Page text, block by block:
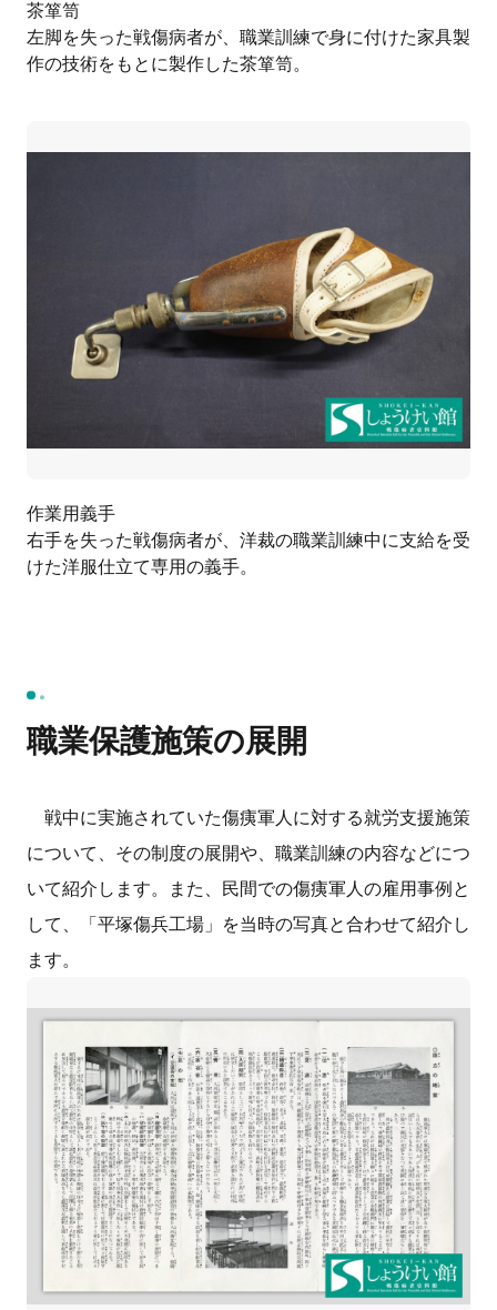
茶箪笥
左脚を失った戦傷病者が、職業訓練で身に付けた家具製
作の技術をもとに製作した茶箪笥。
作業用義手
右手を失った戦傷病者が、洋裁の職業訓練中に支給を受
けた洋服仕立て専用の義手。
職業保護施策の展開
戦中に実施されていた傷痍軍人に対する就労支援施策
について、その制度の展開や、職業訓練の内容などにつ
いて紹介します。また、民間での傷痍軍人の雇用事例と
して、「平塚傷兵工場」を当時の写真と合わせて紹介し
ます。